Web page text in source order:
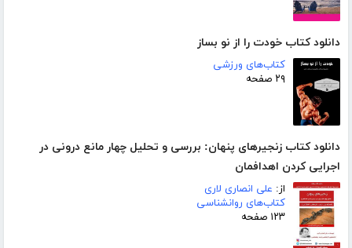
دانلود کتاب خودت را از نو بساز
کتاب‌های ورزشی
۲۹ صفحه
دانلود کتاب زنجیرهای پنهان: بررسی و تحلیل چهار مانع درونی در
اجرایی کردن اهدافمان
از: علی انصاری لاری
کتاب‌های روانشناسی
۱۲۳ صفحه